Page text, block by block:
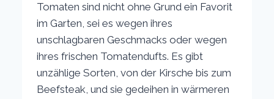
Tomaten sind nicht ohne Grund ein Favorit
im Garten, sei es wegen ihres
unschlagbaren Geschmacks oder wegen
ihres frischen Tomatendufts. Es gibt
unzählige Sorten, von der Kirsche bis zum
Beefsteak, und sie gedeihen in wärmeren